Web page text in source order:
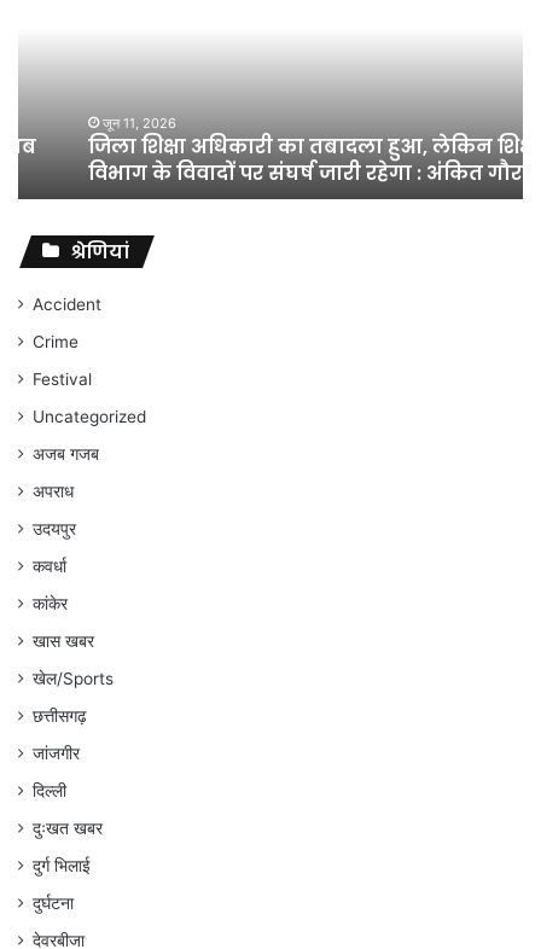
विभाग
विवादों
संघर्ष
जारी
रहेगा
अंकित
गौरहा
जून 11, 2026
जिला शिक्षा अधिकारी का तबादला हुआ, लेकिन शिक्षा
विभाग के विवादों पर संघर्ष जारी रहेगा : अंकित गौरहा
श्रेणियां
Accident
Crime
Festival
Uncategorized
अजब गजब
अपराध
उदयपुर
कवर्धा
कांकेर
खास खबर
खेल/Sports
छत्तीसगढ़
जांजगीर
दिल्ली
दुःखत खबर
दुर्ग भिलाई
दुर्घटना
देवरबीजा